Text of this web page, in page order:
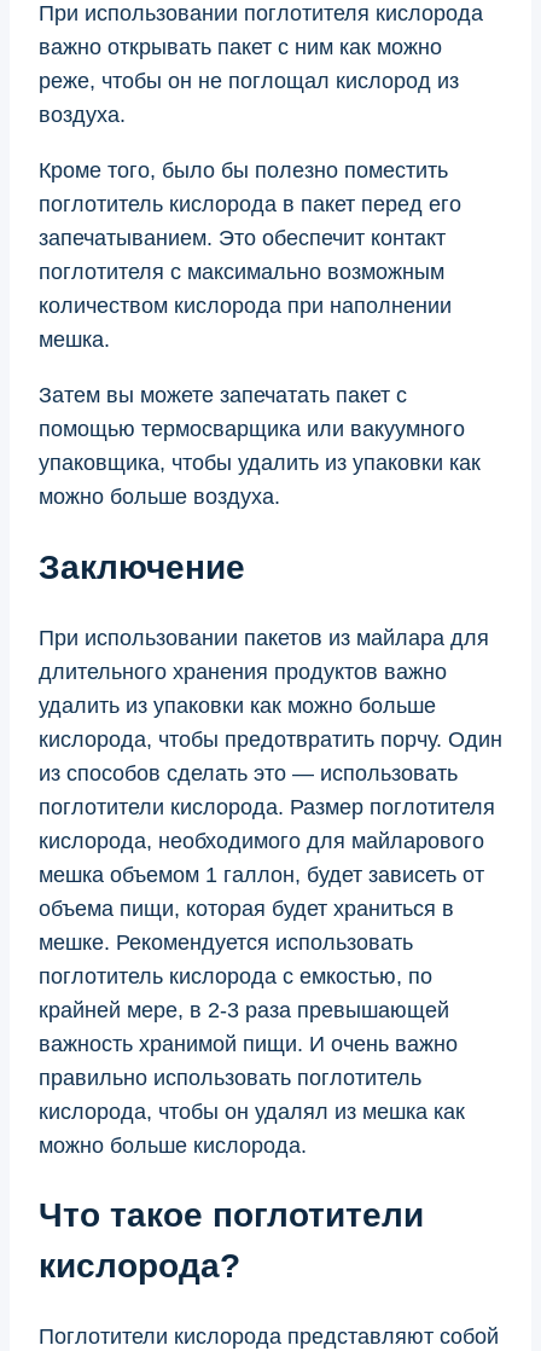
При использовании поглотителя кислорода
важно открывать пакет с ним как можно
реже, чтобы он не поглощал кислород из
воздуха.
Кроме того, было бы полезно поместить
поглотитель кислорода в пакет перед его
запечатыванием. Это обеспечит контакт
поглотителя с максимально возможным
количеством кислорода при наполнении
мешка.
Затем вы можете запечатать пакет с
помощью термосварщика или вакуумного
упаковщика, чтобы удалить из упаковки как
можно больше воздуха.
Заключение
При использовании пакетов из майлара для
длительного хранения продуктов важно
удалить из упаковки как можно больше
кислорода, чтобы предотвратить порчу. Один
из способов сделать это — использовать
поглотители кислорода. Размер поглотителя
кислорода, необходимого для майларового
мешка объемом 1 галлон, будет зависеть от
объема пищи, которая будет храниться в
мешке. Рекомендуется использовать
поглотитель кислорода с емкостью, по
крайней мере, в 2-3 раза превышающей
важность хранимой пищи. И очень важно
правильно использовать поглотитель
кислорода, чтобы он удалял из мешка как
можно больше кислорода.
Что такое поглотители
кислорода?
Поглотители кислорода представляют собой